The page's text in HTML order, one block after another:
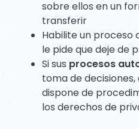
sobre ellos en un
transferir
Habilite un proceso
le pide que deje de
Si sus procesos
toma de
dispone de
los derechos de